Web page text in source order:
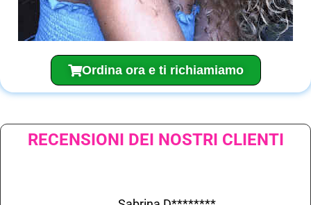
Ordina ora e ti richiamiamo
RECENSIONI DEI NOSTRI CLIENTI